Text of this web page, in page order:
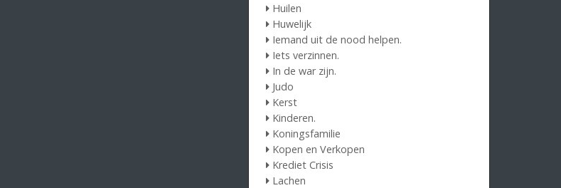
Huilen
Huwelijk
Iemand uit de nood helpen.
Iets verzinnen.
In de war zijn.
Judo
Kerst
Kinderen.
Koningsfamilie
Kopen en Verkopen
Krediet Crisis
Lachen